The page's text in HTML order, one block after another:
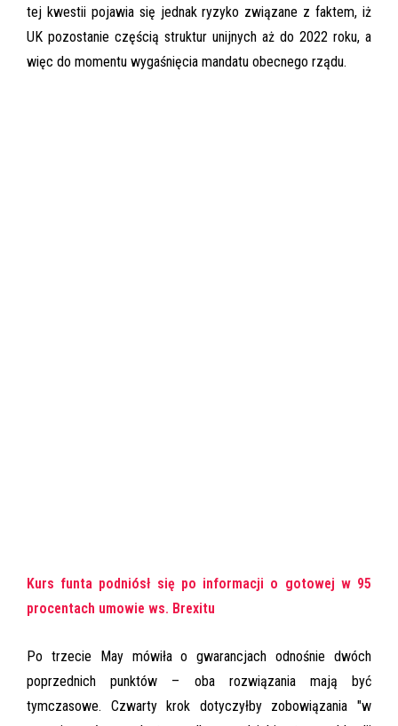
tej kwestii pojawia się jednak ryzyko związane z faktem, iż
UK pozostanie częścią struktur unijnych aż do 2022 roku, a
więc do momentu wygaśnięcia mandatu obecnego rządu.
Kurs funta podniósł się po informacji o gotowej w 95
procentach umowie ws. Brexitu
Po trzecie May mówiła o gwarancjach odnośnie dwóch
poprzednich punktów – oba rozwiązania mają być
tymczasowe. Czwarty krok dotyczyłby zobowiązania "w